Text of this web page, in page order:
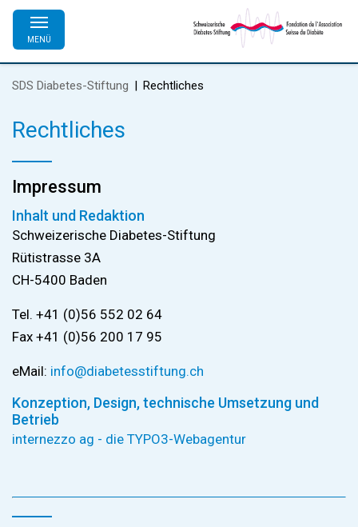
MENÜ
SDS Diabetes-Stiftung Rechtliches
Rechtliches
Impressum
Inhalt und Redaktion
Schweizerische Diabetes-Stiftung
Rütistrasse 3A
CH-5400 Baden
Tel. +41 (0)56 552 02 64
Fax +41 (0)56 200 17 95
eMail: info@diabetesstiftung.ch
Konzeption, Design, technische Umsetzung und
Betrieb
internezzo ag - die TYPO3-Webagentur